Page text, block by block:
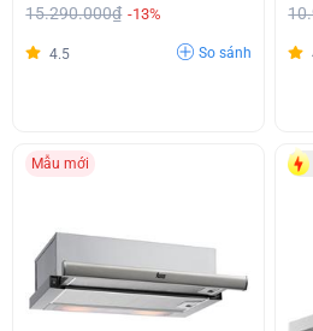
15.290.000₫ -13%
4.5 So sánh
Mẫu mới